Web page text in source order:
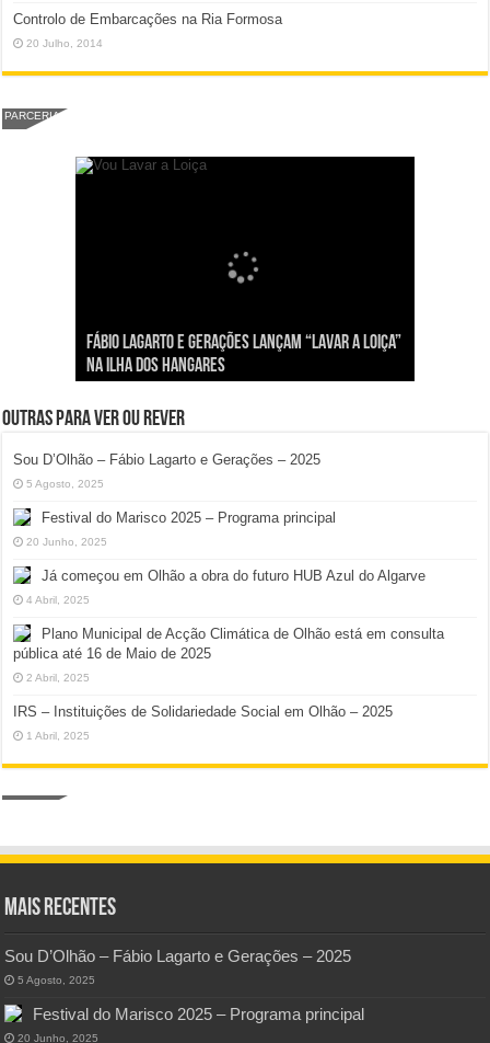
Controlo de Embarcações na Ria Formosa
20 Julho, 2014
PARCERIA
Sou D’Olhão – Fábio Lagarto e Gerações – 2025
Viva a Festilha 2024 na Ilha da Armona: Música,
Comida e Diversão à Beira-Ria!
Taphani X Benkest: Vídeo Musical na Ilha da
Armona
Fábio Lagarto e Gerações Lançam “Lavar a Loiça”
na Ilha dos Hangares
Festival Pirata 2024 Invade Olhão: Quatro Dias
Mais Um de Aventura e Diversão!
Outras para ver ou rever
Sou D’Olhão – Fábio Lagarto e Gerações – 2025
5 Agosto, 2025
Festival do Marisco 2025 – Programa principal
20 Junho, 2025
Já começou em Olhão a obra do futuro HUB Azul do Algarve
4 Abril, 2025
Plano Municipal de Acção Climática de Olhão está em consulta
pública até 16 de Maio de 2025
2 Abril, 2025
IRS – Instituições de Solidariedade Social em Olhão – 2025
1 Abril, 2025
Mais Recentes
Sou D’Olhão – Fábio Lagarto e Gerações – 2025
5 Agosto, 2025
Festival do Marisco 2025 – Programa principal
20 Junho, 2025